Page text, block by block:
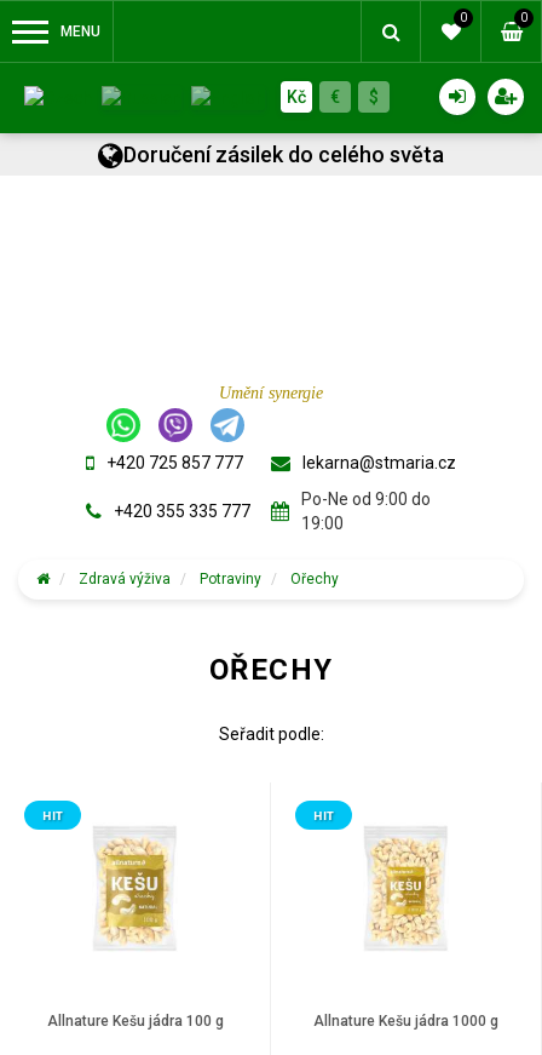
MENU
0 0
Kč € $
Doručení zásilek do celého světa
Umění synergie
+420 725 857 777
+420 355 335 777
lekarna@stmaria.cz
Po-Ne od 9:00 do
19:00
Zdravá výživa Potraviny Ořechy
OŘECHY
Seřadit podle:
Allnature Kešu jádra 100 g
HIT
Allnature Kešu jádra 1000 g
HIT